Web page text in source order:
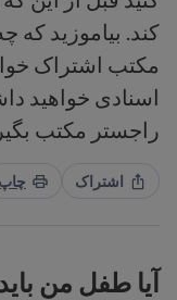
کند. بیاموزید
مکتب اشتراک
اسنادی خواهید
راجستر مکتب
اشتراک چاپ
آیا طفل من